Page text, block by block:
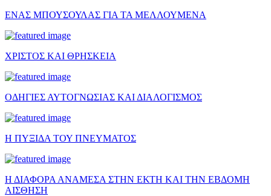
ΕΝΑΣ ΜΠΟΥΣΟΥΛΑΣ ΓΙΑ ΤΑ ΜΕΛΛΟΥΜΕΝΑ
ΧΡΙΣΤΟΣ ΚΑΙ ΘΡΗΣΚΕΙΑ
ΟΔΗΓΙΕΣ ΑΥΤΟΓΝΩΣΙΑΣ ΚΑΙ ΔΙΑΛΟΓΙΣΜΟΣ
Η ΠΥΞΙΔΑ ΤΟΥ ΠΝΕΥΜΑΤΟΣ
Η ΔΙΑΦΟΡΑ ΑΝΑΜΕΣΑ ΣΤΗΝ ΕΚΤΗ ΚΑΙ ΤΗΝ ΕΒΔΟΜΗ
ΑΙΣΘΗΣΗ